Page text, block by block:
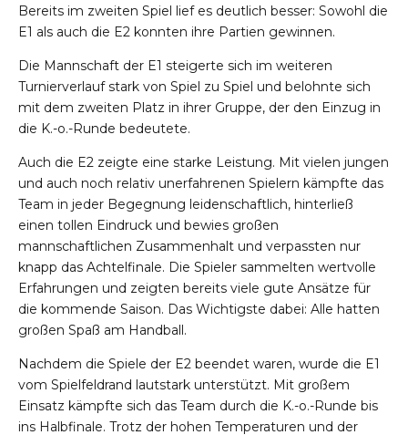
Bereits im zweiten Spiel lief es deutlich besser: Sowohl die
E1 als auch die E2 konnten ihre Partien gewinnen.
Die Mannschaft der E1 steigerte sich im weiteren
Turnierverlauf stark von Spiel zu Spiel und belohnte sich
mit dem zweiten Platz in ihrer Gruppe, der den Einzug in
die K.-o.-Runde bedeutete.
Auch die E2 zeigte eine starke Leistung. Mit vielen jungen
und auch noch relativ unerfahrenen Spielern kämpfte das
Team in jeder Begegnung leidenschaftlich, hinterließ
einen tollen Eindruck und bewies großen
mannschaftlichen Zusammenhalt und verpassten nur
knapp das Achtelfinale. Die Spieler sammelten wertvolle
Erfahrungen und zeigten bereits viele gute Ansätze für
die kommende Saison. Das Wichtigste dabei: Alle hatten
großen Spaß am Handball.
Nachdem die Spiele der E2 beendet waren, wurde die E1
vom Spielfeldrand lautstark unterstützt. Mit großem
Einsatz kämpfte sich das Team durch die K.-o.-Runde bis
ins Halbfinale. Trotz der hohen Temperaturen und der